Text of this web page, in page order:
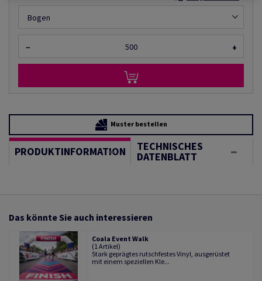
Bogen
− +
Muster bestellen
PRODUKTINFORMATION TECHNISCHES
DATENBLATT
Das könnte Sie auch interessieren
Coala Event Walk
(1 Artikel)
Stark geprägtes rutschfestes Vinyl, ausgerüstet
mit einem speziellen Kle...